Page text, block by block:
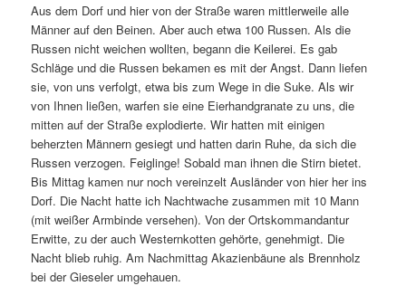
Aus dem Dorf und hier von der Straße waren mittlerweile alle
Männer auf den Beinen. Aber auch etwa 100 Russen. Als die
Russen nicht weichen wollten, begann die Keilerei. Es gab
Schläge und die Russen bekamen es mit der Angst. Dann lief­en
sie, von uns verfolgt, etwa bis zum Wege in die Suke. Als wir
von Ihnen ließen, warfen sie eine Eierhandgranate zu uns, die
mitten auf der Straße explodierte. Wir hatten mit einigen
beherzten Männern gesiegt und hatten darin Ruhe, da sich die
Russen verzogen. Feiglinge! Sobald man ihnen die Stirn bietet.
Bis Mitt­ag kamen nur noch vereinzelt Ausländer von hier her ins
Dorf. Die Nacht hatte ich Nachtwache zusammen mit 10 Mann
(mit weißer Armbinde versehen). Von der Ortskommandantur
Erwitte, zu der auch Wes­ternkotten gehörte, genehmigt. Die
Nacht blieb ruhig. Am Nachmittag Akazienbäu­ne als Brennholz
bei der Gieseler umgehauen.